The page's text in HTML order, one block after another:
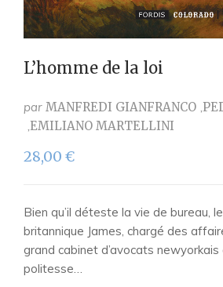
L’homme de la loi
par MANFREDI GIANFRANCO
EMILIANO MARTELLINI
28,00 €
Bien qu’il déteste la vie de bureau,
britannique James, chargé des
grand cabinet d’avocats
politesse…